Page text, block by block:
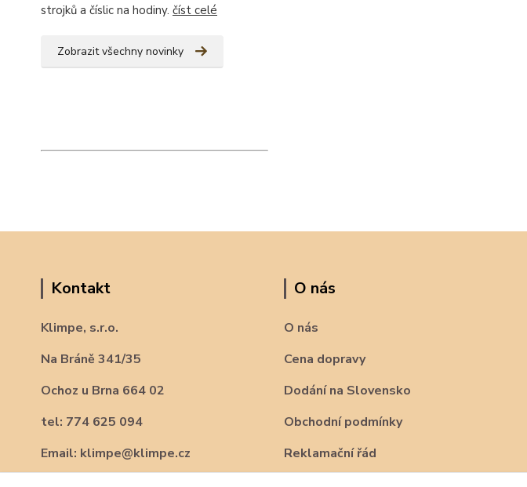
strojků a číslic na hodiny. číst celé
Zobrazit všechny novinky
Kontakt
Klimpe, s.r.o.
Na Bráně 341/35
Ochoz u Brna 664 02
tel: 774 625 094
Email: klimpe@klimpe.cz
O nás
O nás
Cena dopravy
Dodání na Slovensko
Obchodní podmínky
Reklamační řád